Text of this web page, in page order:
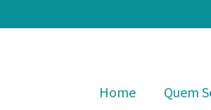
Home Quem